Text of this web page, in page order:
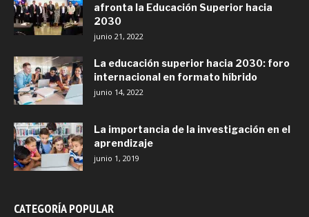
afronta la Educación Superior hacia
2030
junio 21, 2022
La educación superior hacia 2030: foro
internacional en formato híbrido
junio 14, 2022
La importancia de la investigación en el
aprendizaje
junio 1, 2019
CATEGORÍA POPULAR